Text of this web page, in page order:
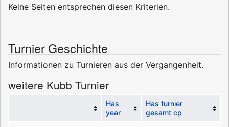
Keine Seiten entsprechen diesen Kriterien.
Turnier Geschichte
Informationen zu Turnieren aus der Vergangenheit.
weitere Kubb Turnier
Has
year
Has turnier
gesamt cp